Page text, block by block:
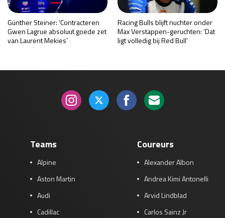
Günther Steiner: ‘Contracteren
Gwen Lagrue absoluut goede zet
van Laurent Mekies’
Racing Bulls blijft nuchter onder
Max Verstappen-geruchten: ‘Dat
ligt volledig bij Red Bull’
Teams
Alpine
Aston Martin
Audi
Cadillac
Coureurs
Alexander Albon
Andrea Kimi Antonelli
Arvid Lindblad
Carlos Sainz Jr